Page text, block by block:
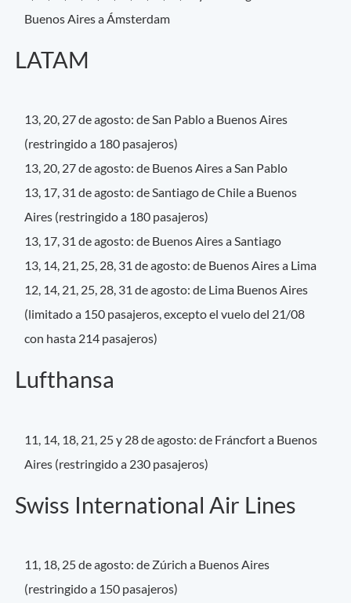
Buenos Aires a Ámsterdam
LATAM
13, 20, 27 de agosto: de San Pablo a Buenos Aires
(restringido a 180 pasajeros)
13, 20, 27 de agosto: de Buenos Aires a San Pablo
13, 17, 31 de agosto: de Santiago de Chile a Buenos
Aires (restringido a 180 pasajeros)
13, 17, 31 de agosto: de Buenos Aires a Santiago
13, 14, 21, 25, 28, 31 de agosto: de Buenos Aires a Lima
12, 14, 21, 25, 28, 31 de agosto: de Lima Buenos Aires
(limitado a 150 pasajeros, excepto el vuelo del 21/08
con hasta 214 pasajeros)
Lufthansa
11, 14, 18, 21, 25 y 28 de agosto: de Fráncfort a Buenos
Aires (restringido a 230 pasajeros)
Swiss International Air Lines
11, 18, 25 de agosto: de Zúrich a Buenos Aires
(restringido a 150 pasajeros)